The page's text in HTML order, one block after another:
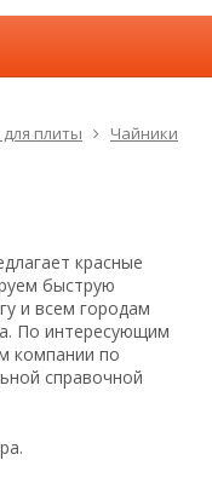
плиты
Чайники
красные
быструю
и всем городам
По интересующим
компании по
справочной